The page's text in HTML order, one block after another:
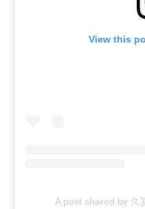
View this
A post shared by 久